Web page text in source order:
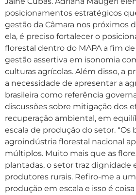
posicionamentos estratégicos
gestão da Câmara nos próximos
ela, é preciso fortalecer o
florestal dentro do MAPA a fim
gestão assertiva em isonomia
culturas agrícolas. Além disso, a
a necessidade de apresentar a
brasileira como referência
discussões sobre mitigação dos
recuperação ambiental, em
escala de produção do setor. “Os
agroindústria florestal nacional
múltiplos. Muito mais que as
plantadas, o setor traz dignidade
produtores rurais. Refiro-me a
produção em escala e isso é